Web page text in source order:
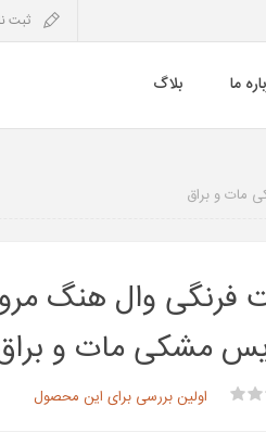
ثبت
ما بلاگ
مات و براق
فرنگی وال هنگ
مشکی مات و
اولین بررسی برای این محصول